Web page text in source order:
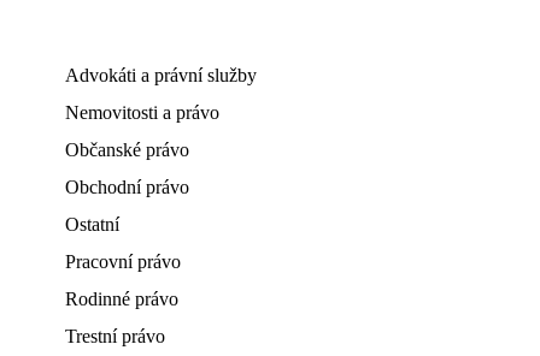
Advokáti a právní služby
Nemovitosti a právo
Občanské právo
Obchodní právo
Ostatní
Pracovní právo
Rodinné právo
Trestní právo